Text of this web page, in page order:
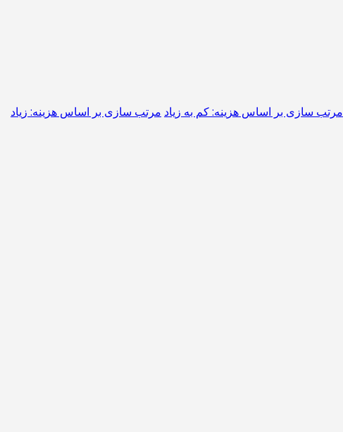
مرتب سازی بر اساس هزینه: کم به زیاد مرتب سازی بر اساس هزینه: زیاد